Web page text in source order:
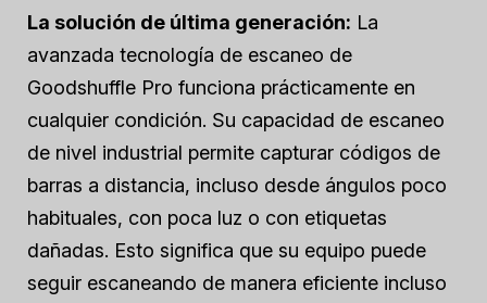
La solución de última generación: La
avanzada tecnología de escaneo de
Goodshuffle Pro funciona prácticamente en
cualquier condición. Su capacidad de escaneo
de nivel industrial permite capturar códigos de
barras a distancia, incluso desde ángulos poco
habituales, con poca luz o con etiquetas
dañadas. Esto significa que su equipo puede
seguir escaneando de manera eficiente incluso